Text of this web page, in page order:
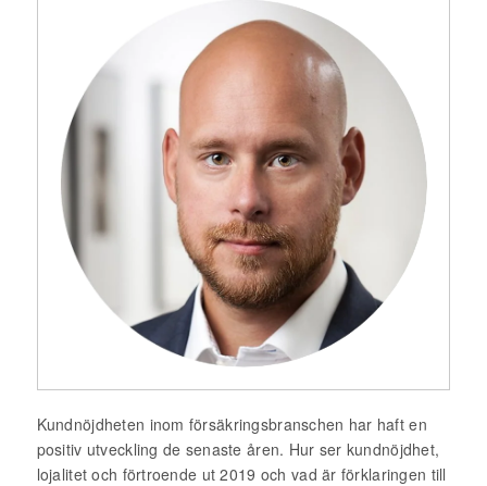
Kundnöjdheten inom försäkringsbranschen har haft en
positiv utveckling de senaste åren. Hur ser kundnöjdhet,
lojalitet och förtroende ut 2019 och vad är förklaringen till